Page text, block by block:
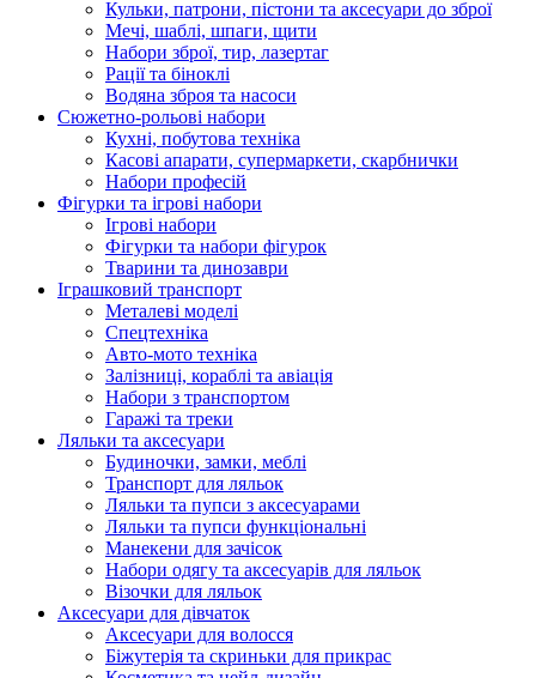
Кульки, патрони, пістони та аксесуари до зброї
Мечі, шаблі, шпаги, щити
Набори зброї, тир, лазертаг
Рації та біноклі
Водяна зброя та насоси
Сюжетно-рольові набори
Кухні, побутова техніка
Касові апарати, супермаркети, скарбнички
Набори професій
Фігурки та ігрові набори
Ігрові набори
Фігурки та набори фігурок
Тварини та динозаври
Іграшковий транспорт
Металеві моделі
Спецтехніка
Авто-мото техніка
Залізниці, кораблі та авіація
Набори з транспортом
Гаражі та треки
Ляльки та аксесуари
Будиночки, замки, меблі
Транспорт для ляльок
Ляльки та пупси з аксесуарами
Ляльки та пупси функціональні
Манекени для зачісок
Набори одягу та аксесуарів для ляльок
Візочки для ляльок
Аксесуари для дівчаток
Аксесуари для волосся
Біжутерія та скриньки для прикрас